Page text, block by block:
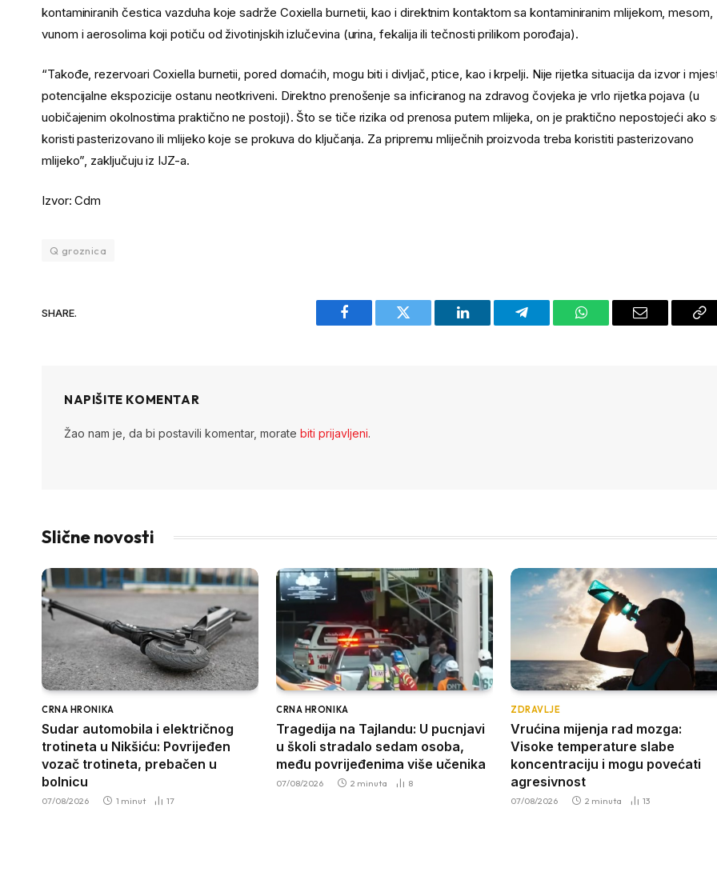
kontaminiranih čestica vazduha koje sadrže Coxiella burnetii, kao i direktnim kontaktom sa kontaminiranim mlijekom, mesom,
vunom i aerosolima koji potiču od životinjskih izlučevina (urina, fekalija ili tečnosti prilikom porođaja).
“Takođe, rezervoari Coxiella burnetii, pored domaćih, mogu biti i divljač, ptice, kao i krpelji. Nije rijetka situacija da izvor i
potencijalne ekspozicije ostanu neotkriveni. Direktno prenošenje sa inficiranog na zdravog čovjeka je vrlo rijetka pojava (u
uobičajenim okolnostima praktično ne postoji). Što se tiče rizika od prenosa putem mlijeka, on je praktično nepostojeći ako
koristi pasterizovano ili mlijeko koje se prokuva do ključanja. Za pripremu mliječnih proizvoda treba koristiti pasterizovano
mlijeko”, zaključuju iz IJZ-a.
Izvor: Cdm
Q groznica
SHARE.
Facebook Twitter LinkedIn Telegram WhatsAppEmail
NAPIŠITE KOMENTAR
Žao nam je, da bi postavili komentar, morate biti prijavljeni.
Slične novosti
CRNA HRONIKA
Sudar automobila i električnog
trotineta u Nikšiću: Povrijeđen
vozač trotineta, prebačen u
bolnicu
07/08/2026 1 minut 17
CRNA HRONIKA
Tragedija na Tajlandu: U pucnjavi
u školi stradalo sedam osoba,
među povrijeđenima više učenika
07/08/2026 2 minuta 8
ZDRAVLJE
Vrućina mijenja rad mozga:
Visoke temperature slabe
koncentraciju i mogu povećati
agresivnost
07/08/2026 2 minuta 13